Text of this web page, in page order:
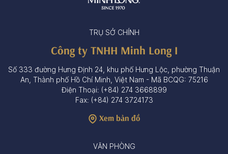
TRỤ SỞ CHÍNH
Công ty TNHH Minh Long I
Số 333 đường Hưng Định 24, khu phố Hưng Lộc, phường Thuận
An, Thành phố Hồ Chí Minh, Việt Nam - Mã BCQG: 75216
Điện Thoại: (+84) 274 3668899
Fax: (+84) 274 3724173
Xem bản đồ
VĂN PHÒNG